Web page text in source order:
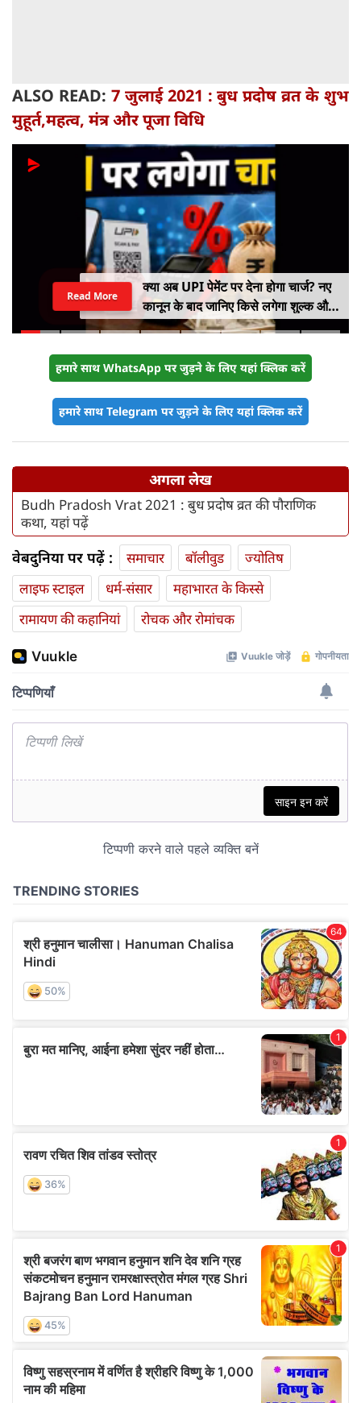
ALSO READ: 7 जुलाई 2021 : बुध प्रदोष व्रत के शुभ
मुहूर्त,महत्व, मंत्र और पूजा विधि
क्या अब UPI पेमेंट पर देना होगा चार्ज? नए
कानून के बाद जानिए किसे लगेगा शुल्क और
किसे नहीं
Read More
हमारे साथ WhatsApp पर जुड़ने के लिए यहां क्लिक करें
हमारे साथ Telegram पर जुड़ने के लिए यहां क्लिक करें
अगला लेख
Budh Pradosh Vrat 2021 : बुध प्रदोष व्रत की पौराणिक
कथा, यहां पढ़ें
वेबदुनिया पर पढ़ें : समाचार बॉलीवुड
ज्योतिष
लाइफ स्‍टाइल
धर्म-संसार
महाभारत के किस्से
रामायण की कहानियां
रोचक और रोमांचक